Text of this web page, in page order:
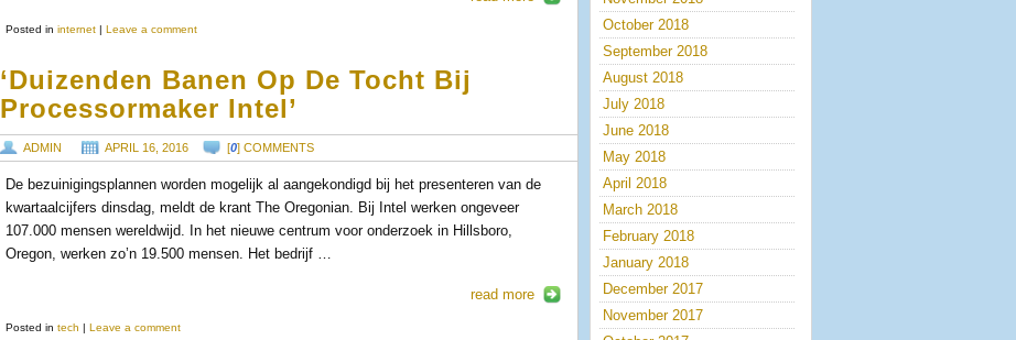
Posted in internet | Leave a comment
‘Duizenden Banen Op De Tocht Bij
Processormaker Intel’
ADMIN APRIL 16, 2016 [0] COMMENTS
De bezuinigingsplannen worden mogelijk al aangekondigd bij het presenteren van de
kwartaalcijfers dinsdag, meldt de krant The Oregonian. Bij Intel werken ongeveer
107.000 mensen wereldwijd. In het nieuwe centrum voor onderzoek in Hillsboro,
Oregon, werken zo’n 19.500 mensen. Het bedrijf …
read more
Posted in tech | Leave a comment
October 2018
September 2018
August 2018
July 2018
June 2018
May 2018
April 2018
March 2018
February 2018
January 2018
December 2017
November 2017